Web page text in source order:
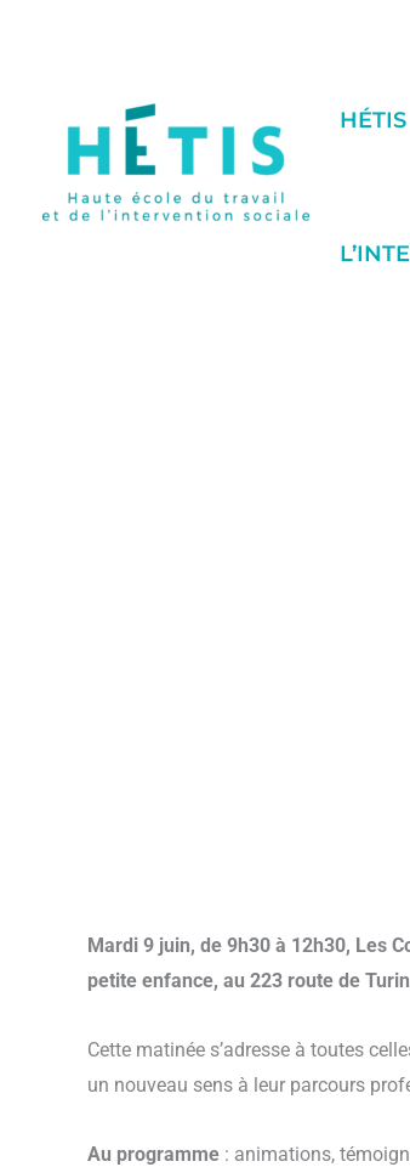
HÉTIS
Mardi 9 juin, de 9h30 à 12h30, Les
petite enfance, au 223 route de
Cette matinée s’adresse à toutes
un nouveau sens à leur parcours
Au programme : animations,